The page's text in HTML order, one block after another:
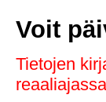
Voit
Tietojen